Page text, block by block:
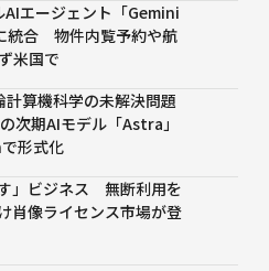
エージェント「Gemini
統合 物件内覧予約や航
米国で
算機科学の未解決問題
次期AIモデル「Astra」
形式化
」ビジネス 無断利用を
肖像ライセンス市場が登